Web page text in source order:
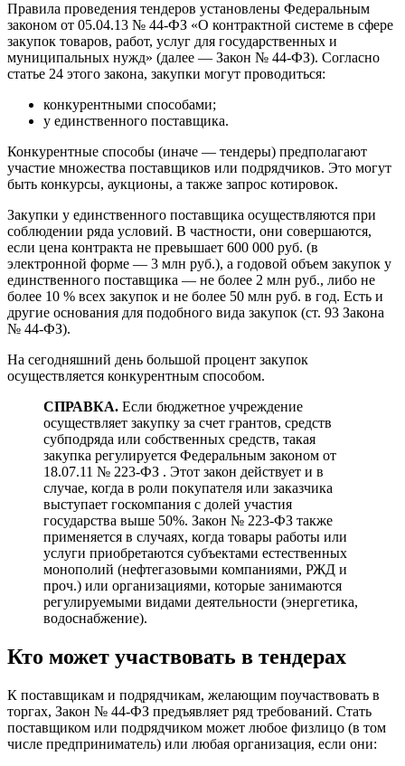
Правила проведения тендеров установлены Федеральным
законом от 05.04.13 № 44-ФЗ «О контрактной системе в сфере
закупок товаров, работ, услуг для государственных и
муниципальных нужд» (далее — Закон № 44-ФЗ). Согласно
статье 24 этого закона, закупки могут проводиться:
конкурентными способами;
у единственного поставщика.
Конкурентные способы (иначе — тендеры) предполагают
участие множества поставщиков или подрядчиков. Это могут
быть конкурсы, аукционы, а также запрос котировок.
Закупки у единственного поставщика осуществляются при
соблюдении ряда условий. В частности, они совершаются,
если цена контракта не превышает 600 000 руб. (в
электронной форме — 3 млн руб.), а годовой объем закупок у
единственного поставщика — не более 2 млн руб., либо не
более 10 % всех закупок и не более 50 млн руб. в год. Есть и
другие основания для подобного вида закупок (ст. 93 Закона
№ 44-ФЗ).
На сегодняшний день большой процент закупок
осуществляется конкурентным способом.
СПРАВКА. Если бюджетное учреждение
осуществляет закупку за счет грантов, средств
субподряда или собственных средств, такая
закупка регулируется Федеральным законом от
18.07.11 № 223-ФЗ . Этот закон действует и в
случае, когда в роли покупателя или заказчика
выступает госкомпания с долей участия
государства выше 50%. Закон № 223-ФЗ также
применяется в случаях, когда товары работы или
услуги приобретаются субъектами естественных
монополий (нефтегазовыми компаниями, РЖД и
проч.) или организациями, которые занимаются
регулируемыми видами деятельности (энергетика,
водоснабжение).
Кто может участвовать в тендерах
К поставщикам и подрядчикам, желающим поучаствовать в
торгах, Закон № 44-ФЗ предъявляет ряд требований. Стать
поставщиком или подрядчиком может любое физлицо (в том
числе предприниматель) или любая организация, если они: